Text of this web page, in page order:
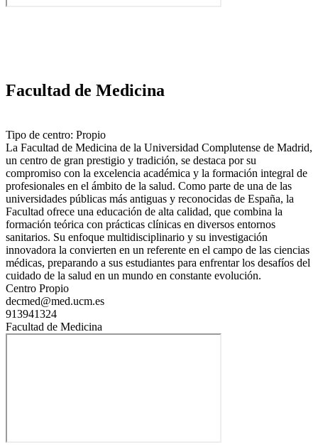
Facultad de Medicina
Tipo de centro: Propio
La Facultad de Medicina de la Universidad Complutense de Madrid,
un centro de gran prestigio y tradición, se destaca por su
compromiso con la excelencia académica y la formación integral de
profesionales en el ámbito de la salud. Como parte de una de las
universidades públicas más antiguas y reconocidas de España, la
Facultad ofrece una educación de alta calidad, que combina la
formación teórica con prácticas clínicas en diversos entornos
sanitarios. Su enfoque multidisciplinario y su investigación
innovadora la convierten en un referente en el campo de las ciencias
médicas, preparando a sus estudiantes para enfrentar los desafíos del
cuidado de la salud en un mundo en constante evolución.
Centro Propio
decmed@med.ucm.es
913941324
Facultad de Medicina